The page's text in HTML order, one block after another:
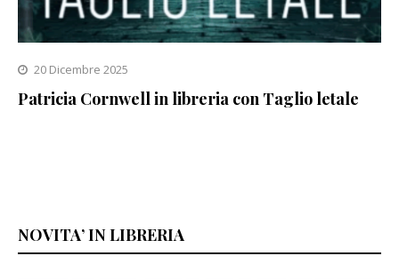
20 Dicembre 2025
Patricia Cornwell in libreria con Taglio letale
NOVITA’ IN LIBRERIA